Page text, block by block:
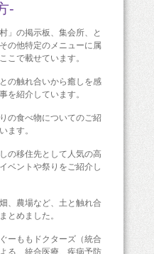
-
」の掲示板、集会所、と
の他特定のメニューに属
こで載せています。
の触れ合いから癒しを感
を紹介しています。
の食べ物についてのご紹
ます。
の移住先として人気の高
ベントや祭りをご紹介し
、農場など、土と触れ合
とめました。
ーももドクターズ（統合